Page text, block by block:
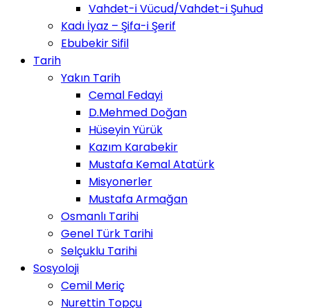
Vahdet-i Vücud/Vahdet-i Şuhud
Kadı İyaz – Şifa-i Şerif
Ebubekir Sifil
Tarih
Yakın Tarih
Cemal Fedayi
D.Mehmed Doğan
Hüseyin Yürük
Kazım Karabekir
Mustafa Kemal Atatürk
Misyonerler
Mustafa Armağan
Osmanlı Tarihi
Genel Türk Tarihi
Selçuklu Tarihi
Sosyoloji
Cemil Meriç
Nurettin Topçu